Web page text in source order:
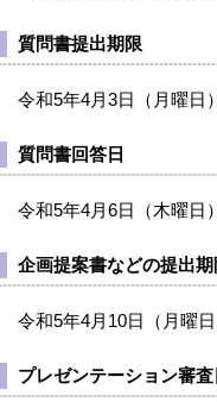
質問書提出期限
令和5年4月3日（月曜日
質問書回答日
令和5年4月6日（木曜日）
企画提案書などの提出期
令和5年4月10日（月曜
プレゼンテーション審査